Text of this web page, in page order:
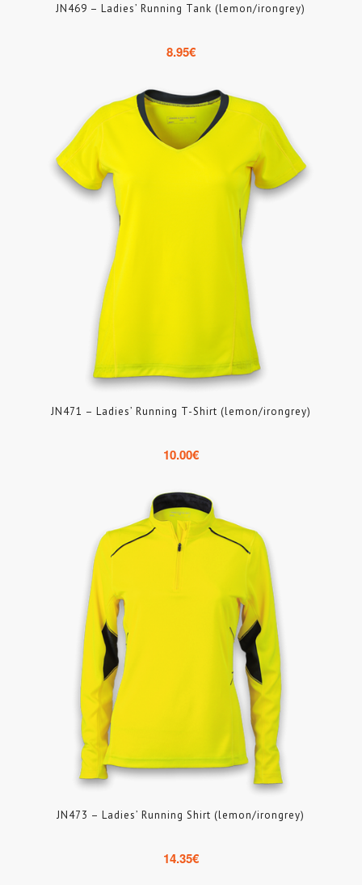
JN469 – Ladies’ Running Tank (lemon/irongrey)
8.95€
JN471 – Ladies’ Running T-Shirt (lemon/irongrey)
10.00€
JN473 – Ladies’ Running Shirt (lemon/irongrey)
14.35€